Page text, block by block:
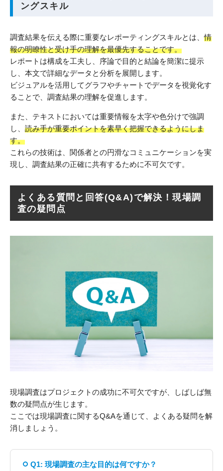
ングスキル
調査結果を伝える際に重要なレポーティングスキルとは、情
報の明瞭性と受け手の理解を最優先することです。
レポートは構成を工夫し、序論で目的と結論を簡潔に提示
し、本文で詳細なデータと分析を展開します。
ビジュアルを活用してグラフやチャートでデータを視覚化す
ることで、調査結果の理解を促進します。
また、テキストにおいては重要情報を太字や色分けで強調
し、 読み手が重要ポイントを素早く把握できるようにしま
す。
これらの技術は、関係者との円滑なコミュニケーションを実
現し、調査結果の正確に共有するために不可欠です。
よくある質問と回答(Q&A)で解決！現場調
査の疑問点
現場調査はプロジェクトの成功に不可欠ですが、しばしば無
数の疑問点が生じます。
ここでは現場調査に関するQ&Aを通じて、よくある疑問を解
消しましょう。
Q1: 現場調査の主な目的は何ですか？